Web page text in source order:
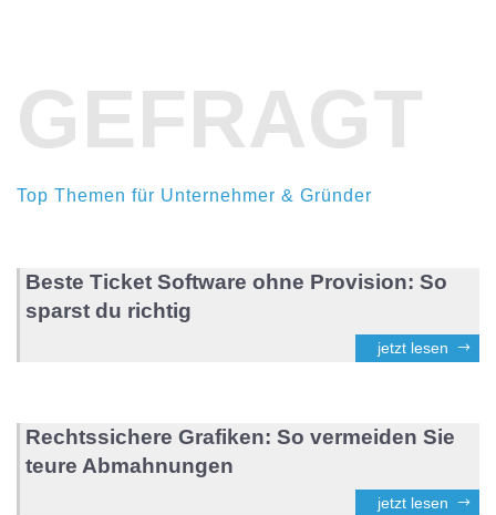
GEFRAGT
Top Themen für Unternehmer & Gründer
Beste Ticket Software ohne Provision: So
sparst du richtig
jetzt lesen
Rechtssichere Grafiken: So vermeiden Sie
teure Abmahnungen
jetzt lesen